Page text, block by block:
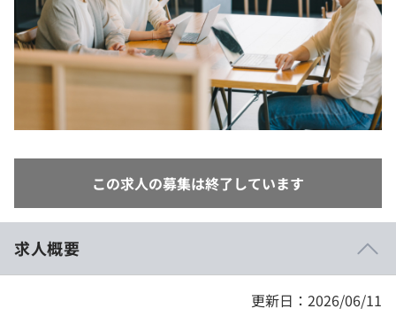
個人向けプラン
法人向けプラン
学校向けプラン
この求人の募集は終了しています
求人概要
更新日：2026/06/11